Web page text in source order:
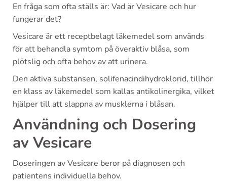
En fråga som ofta ställs är: Vad är Vesicare och hur
fungerar det?
Vesicare är ett receptbelagt läkemedel som används
för att behandla symtom på överaktiv blåsa, som
plötslig och ofta behov av att urinera.
Den aktiva substansen, solifenacindihydroklorid, tillhör
en klass av läkemedel som kallas antikolinergika, vilket
hjälper till att slappna av musklerna i blåsan.
Användning och Dosering
av Vesicare
Doseringen av Vesicare beror på diagnosen och
patientens individuella behov.